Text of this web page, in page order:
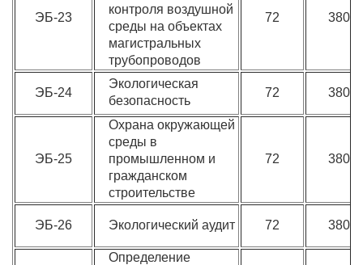
ЭБ-23
контроля воздушной
среды на объектах
магистральных
трубопроводов
72 3800
ЭБ-24
Экологическая
безопасность
72 3800
ЭБ-25
Охрана окружающей
среды в
промышленном и
гражданском
строительстве
72 3800
ЭБ-26 Экологический аудит 72 3800
Определение